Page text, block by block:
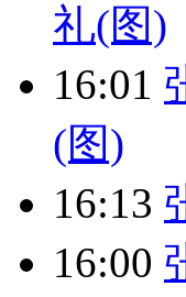
礼(图)
16:01
(图)
16:13
16:00